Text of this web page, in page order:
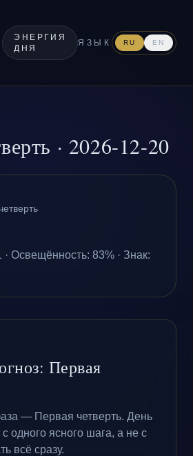
ЭНЕРГИЯ
ДНЯ
ЯЗЫК RU EN
· 2026-12-20
· Освещённость: 83% · Знак:
Первая
— Первая четверть. День
одного ясного шага, а не с
всё сразу.